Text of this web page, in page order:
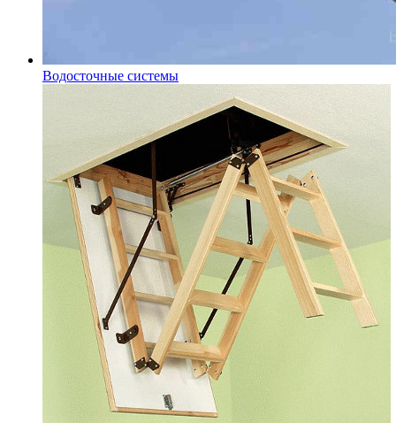
Водосточные системы